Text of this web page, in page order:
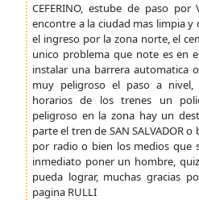
CEFERINO, estube de paso por
encontre a la ciudad mas limpia
el ingreso por la zona norte, el
unico problema que note es en
instalar una barrera automatica
muy peligroso el paso a
horarios de los trenes un
peligroso en la zona hay un
parte el tren de SAN SALVADOR o
por radio o bien los medios que
inmediato poner un hombre,
pueda lograr, muchas gracias
pagina RULLI